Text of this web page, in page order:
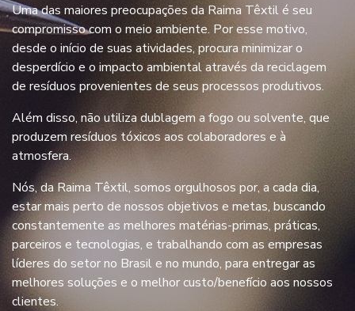
Uma das maiores preocupações da Raima Têxtil é seu
compromisso com o meio ambiente. Por esse motivo,
desde o início de suas atividades, procura minimizar o
desperdício e o impacto ambiental através da reciclagem
de resíduos provenientes de seus processos produtivos.
Além disso, não utiliza dublagem a fogo ou solvente, que
produzem resíduos tóxicos aos colaboradores e à
atmosfera.
Nós, da Raima Têxtil, somos orgulhosos por, a cada dia,
estar mais perto de nossos objetivos e metas, buscando
constantemente as melhores matérias-primas, práticas,
parceiros e tecnologias, e trabalhando com as empresas
líderes do setor no Brasil e no mundo, para entregar as
melhores soluções e o melhor custo/benefício aos nossos
clientes.